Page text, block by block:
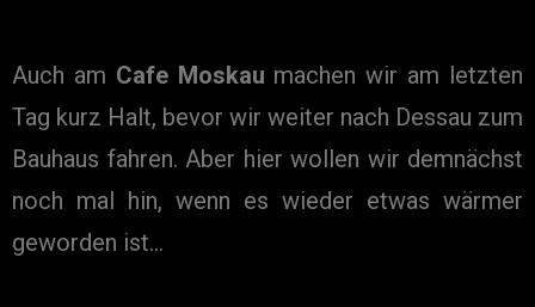
Auch am Cafe Moskau machen wir am letzten
Tag kurz Halt, bevor wir weiter nach Dessau zum
Bauhaus fahren. Aber hier wollen wir demnächst
noch mal hin, wenn es wieder etwas wärmer
geworden ist…